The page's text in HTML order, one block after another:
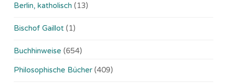
Berlin, katholisch (13)
Bischof Gaillot (1)
Buchhinweise (654)
Philosophische Bücher (409)